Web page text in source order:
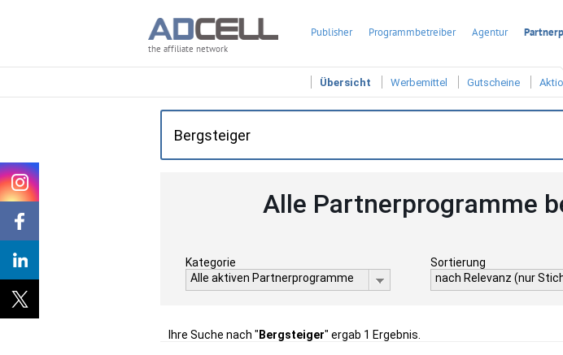
the affiliate network
Publisher Programmbetreiber Agentur
Übersicht Werbemittel Gutscheine
Alle Partnerprogramme
Kategorie
Alle aktiven Partnerprogramme
Sortierung
nach Relevanz (nur
Ihre Suche nach " Bergsteiger" ergab 1 Ergebnis.